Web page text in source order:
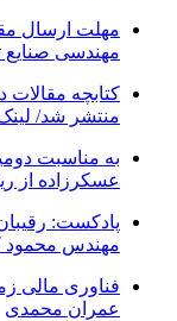
مهلت ارسال
مهندسی صنایع تا ۱ آبان ماه تمدید
کتابچه
منتشر شد/ لینک
به مناسبت
عسکرزاده از
پادکست:
مهندس محمود
فناوری مالی
عمران محمدی